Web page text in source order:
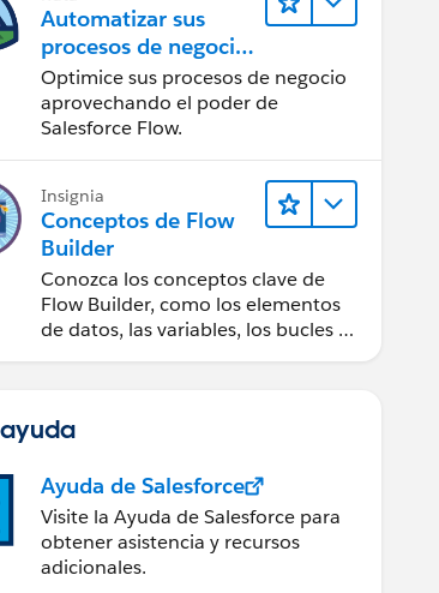
Automatizar sus
procesos de negocio
con Salesforce Flow
Optimice sus procesos de negocio
aprovechando el poder de
Salesforce Flow.
Insignia
Conceptos de Flow
Builder
Conozca los conceptos clave de
Flow Builder, como los elementos
de datos, las variables, los bucles y
Ayuda de Salesforce
Visite la Ayuda de Salesforce para
obtener asistencia y recursos
adicionales.